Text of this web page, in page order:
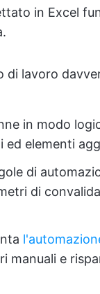
in Excel
di lavoro
in modo
elementi
di
di
manuali e